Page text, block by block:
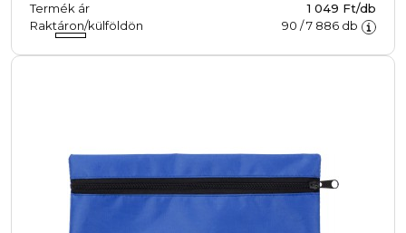
Termék ár
1 049 Ft/db
Raktáron/külföldön
90 /7 886 db